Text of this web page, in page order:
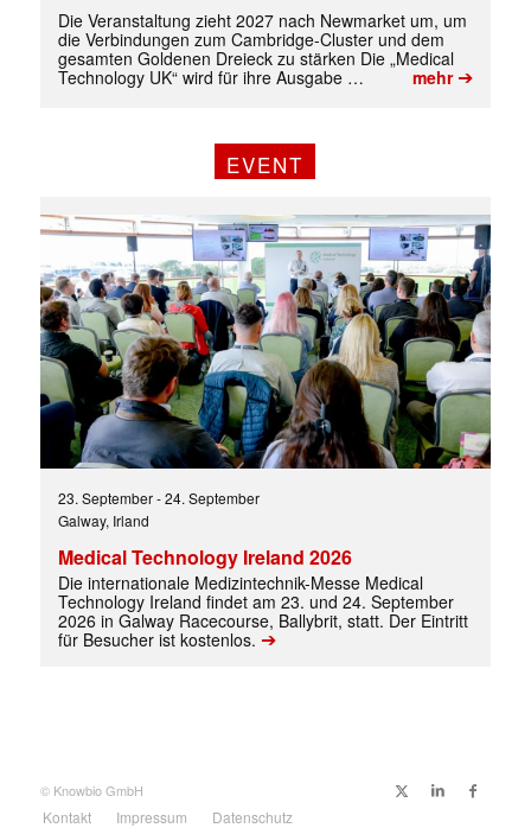
✕
Die Veranstaltung zieht 2027 nach Newmarket um, um
die Verbindungen zum Cambridge-Cluster und dem
gesamten Goldenen Dreieck zu stärken Die „Medical
Technology UK“ wird für ihre Ausgabe …
mehr➔
EVENT
23. September-24. September
Galway, Irland
Medical Technology Ireland 2026
Die internationale Medizintechnik-Messe Medical
Technology Ireland findet am 23. und 24. September
2026 in Galway Racecourse, Ballybrit, statt. Der Eintritt
für Besucher ist kostenlos. ➔
© Knowbio GmbH
Kontakt Impressum Datenschutz